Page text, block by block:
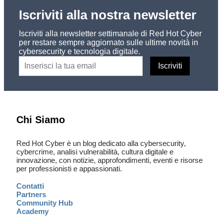
Iscriviti alla nostra newsletter
Iscriviti alla newsletter settimanale di Red Hot Cyber
per restare sempre aggiornato sulle ultime novità in
cybersecurity e tecnologia digitale.
Chi Siamo
Red Hot Cyber è un blog dedicato alla cybersecurity,
cybercrime, analisi vulnerabilità, cultura digitale e
innovazione, con notizie, approfondimenti, eventi e risorse
per professionisti e appassionati.
Contatti
Partners
Community Hub
Academy